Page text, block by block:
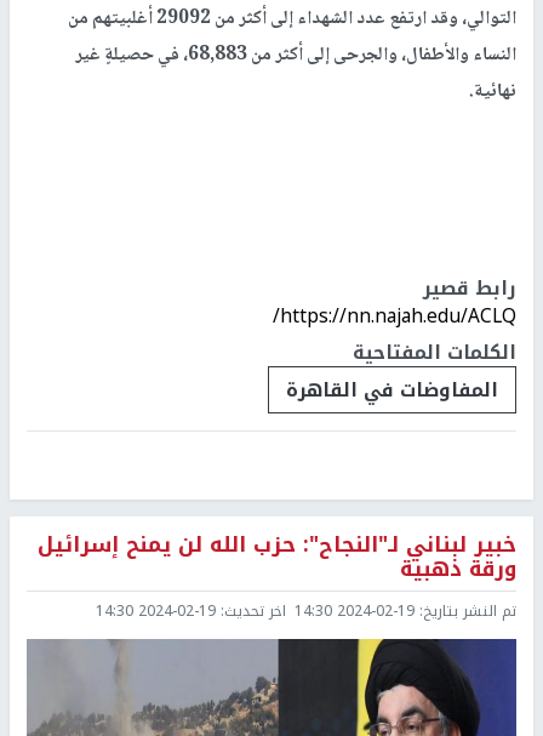
التوالي، وقد ارتفع عدد الشهداء إلى أكثر من 29092 أغلبيتهم من
النساء والأطفال، والجرحى إلى أكثر من 68,883، في حصيلةٍ غير
نهائية.
رابط قصير
https://nn.najah.edu/ACLQ/
الكلمات المفتاحية
المفاوضات في القاهرة
خبير لبناني لـ"النجاح": حزب الله لن يمنح إسرائيل
ورقة ذهبية
تم النشر بتاريخ: 2024-02-19 14:30 اخر تحديث: 2024-02-19 14:30